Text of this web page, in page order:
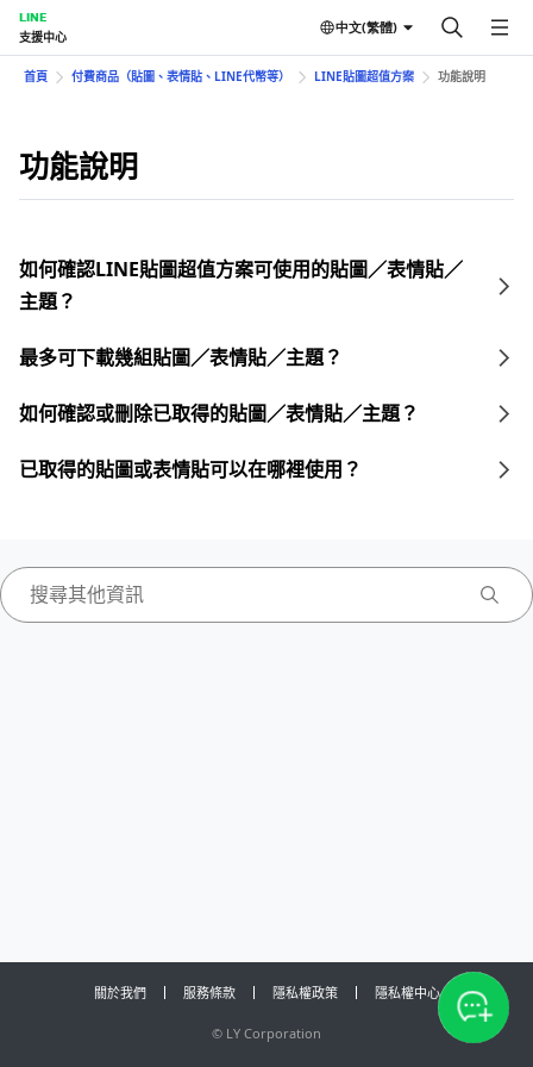
LINE
支援中心
中文(繁體)
首頁 付費商品（貼圖、表情貼、LINE代幣等） LINE貼圖超值方案 功能說明
功能說明
如何確認LINE貼圖超值方案可使用的貼圖／表情貼／
主題？
最多可下載幾組貼圖／表情貼／主題？
如何確認或刪除已取得的貼圖／表情貼／主題？
已取得的貼圖或表情貼可以在哪裡使用？
關於我們 服務條款 隱私權政策 隱私權中心
© LY Corporation